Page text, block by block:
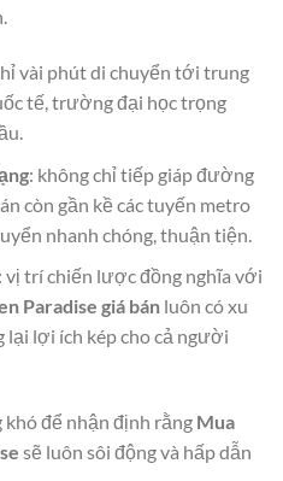
vài phút di chuyển tới trung
tế, trường đại học trọng
: không chỉ tiếp giáp đường
còn gần kề các tuyến metro
nhanh chóng, thuận tiện.
vị trí chiến lược đồng nghĩa với
Paradise giá bánluôn có xu
lợi ích kép cho cả người
để nhận định rằng Mua
sẽ luôn sôi động và hấp dẫn